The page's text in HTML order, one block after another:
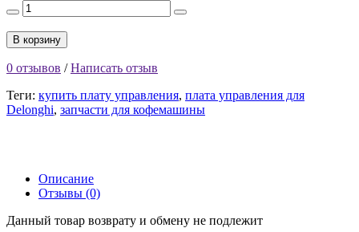
В корзину
0 отзывов /Написать отзыв
Теги: купить плату управления, плата управления для
Delonghi, запчасти для кофемашины
Описание
Отзывы (0)
Данный товар возврату и обмену не подлежит